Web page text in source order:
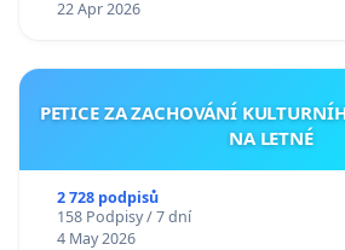
22 Apr 2026
PETICE ZA ZACHOVÁNÍ
NA LETNÉ
2 728 podpisů
158 Podpisy / 7 dní
4 May 2026